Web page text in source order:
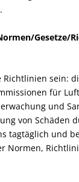
Gesetze/
sein:
für
und
von Schäden
tagtäglich und
Normen,